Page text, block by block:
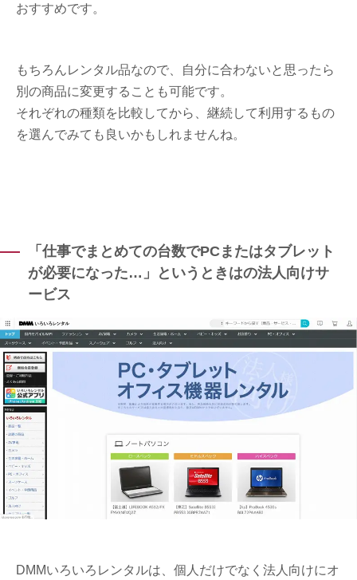
おすすめです。
もちろんレンタル品なので、自分に合わないと思ったら
別の商品に変更することも可能です。
それぞれの種類を比較してから、継続して利用するもの
を選んでみても良いかもしれませんね。
「仕事でまとめての台数でPCまたはタブレット
が必要になった…」というときはの法人向けサ
ービス
DMMいろいろレンタルは、個人だけでなく法人向けにオ